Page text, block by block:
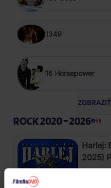
1349
16 Horsepower
ROCK 2020 - 2026
Harlej:
2025)